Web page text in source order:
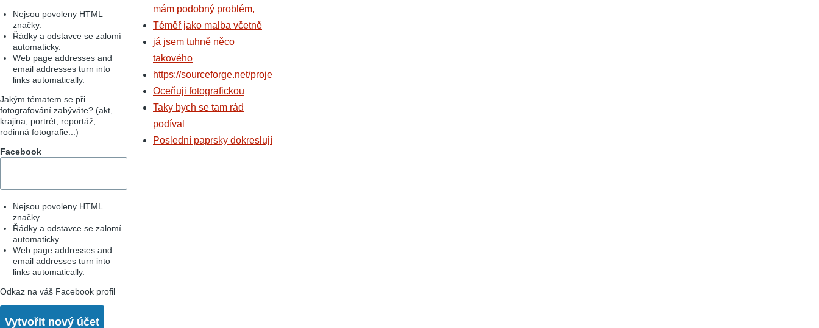
Nejsou povoleny HTML
značky.
Řádky a odstavce se zalomí
automaticky.
Web page addresses and
email addresses turn into
links automatically.
Jakým tématem se při
fotografování zabýváte? (akt,
krajina, portrét, reportáž,
rodinná fotografie...)
Facebook
Nejsou povoleny HTML
značky.
Řádky a odstavce se zalomí
automaticky.
Web page addresses and
email addresses turn into
links automatically.
Odkaz na váš Facebook profil
mám podobný problém,
Téměř jako malba včetně
já jsem tuhně něco
takového
https://sourceforge.net/proje
Oceňuji fotografickou
Taky bych se tam rád
podíval
Poslední paprsky dokreslují